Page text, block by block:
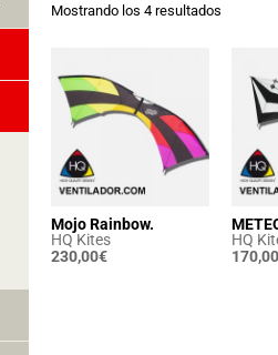
Mostrando los 4 resultados
Mojo Rainbow.
HQ Kites
230,00€
HQ